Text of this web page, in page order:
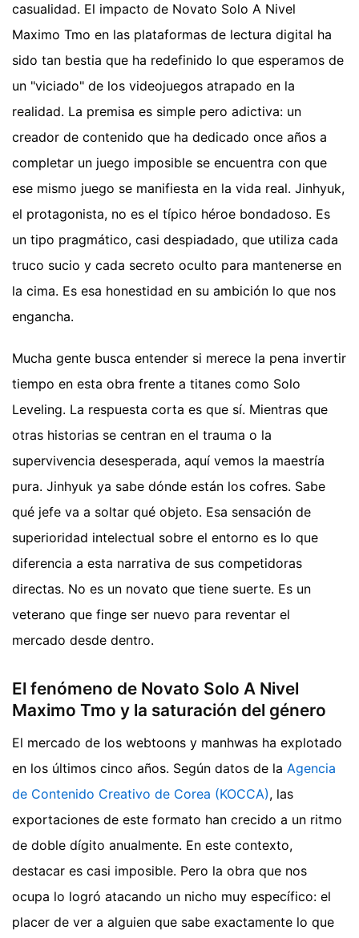
casualidad. El impacto de Novato Solo A Nivel
Maximo Tmo en las plataformas de lectura digital ha
sido tan bestia que ha redefinido lo que esperamos de
un "viciado" de los videojuegos atrapado en la
realidad. La premisa es simple pero adictiva: un
creador de contenido que ha dedicado once años a
completar un juego imposible se encuentra con que
ese mismo juego se manifiesta en la vida real. Jinhyuk,
el protagonista, no es el típico héroe bondadoso. Es
un tipo pragmático, casi despiadado, que utiliza cada
truco sucio y cada secreto oculto para mantenerse en
la cima. Es esa honestidad en su ambición lo que nos
engancha.
Mucha gente busca entender si merece la pena invertir
tiempo en esta obra frente a titanes como Solo
Leveling. La respuesta corta es que sí. Mientras que
otras historias se centran en el trauma o la
supervivencia desesperada, aquí vemos la maestría
pura. Jinhyuk ya sabe dónde están los cofres. Sabe
qué jefe va a soltar qué objeto. Esa sensación de
superioridad intelectual sobre el entorno es lo que
diferencia a esta narrativa de sus competidoras
directas. No es un novato que tiene suerte. Es un
veterano que finge ser nuevo para reventar el
mercado desde dentro.
El fenómeno de Novato Solo A Nivel
Maximo Tmo y la saturación del género
El mercado de los webtoons y manhwas ha explotado
en los últimos cinco años. Según datos de la Agencia
de Contenido Creativo de Corea (KOCCA), las
exportaciones de este formato han crecido a un ritmo
de doble dígito anualmente. En este contexto,
destacar es casi imposible. Pero la obra que nos
ocupa lo logró atacando un nicho muy específico: el
placer de ver a alguien que sabe exactamente lo que